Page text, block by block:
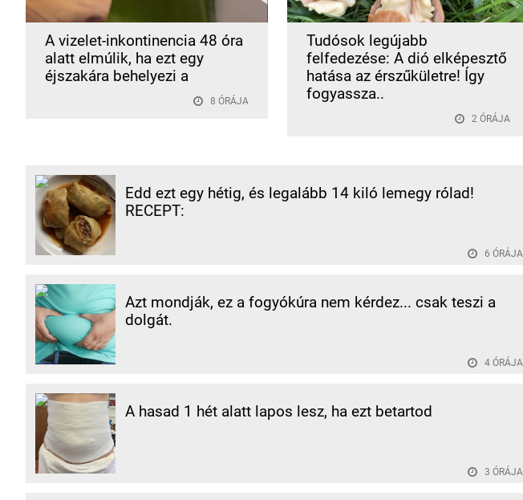
A vizelet-inkontinencia 48 óra
alatt elmúlik, ha ezt egy
éjszakára behelyezi a
8 ÓRÁJA
Tudósok legújabb
felfedezése: A dió elképesztő
hatása az érszűkületre! Így
fogyassza..
2 ÓRÁJA
Edd ezt egy hétig, és legalább 14 kiló lemegy rólad!
RECEPT:
6 ÓRÁJA
Azt mondják, ez a fogyókúra nem kérdez... csak teszi a
dolgát.
4 ÓRÁJA
A hasad 1 hét alatt lapos lesz, ha ezt betartod
3 ÓRÁJA